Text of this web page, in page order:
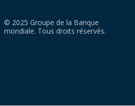
© 2025 Groupe de la Banque
mondiale. Tous droits réservés.